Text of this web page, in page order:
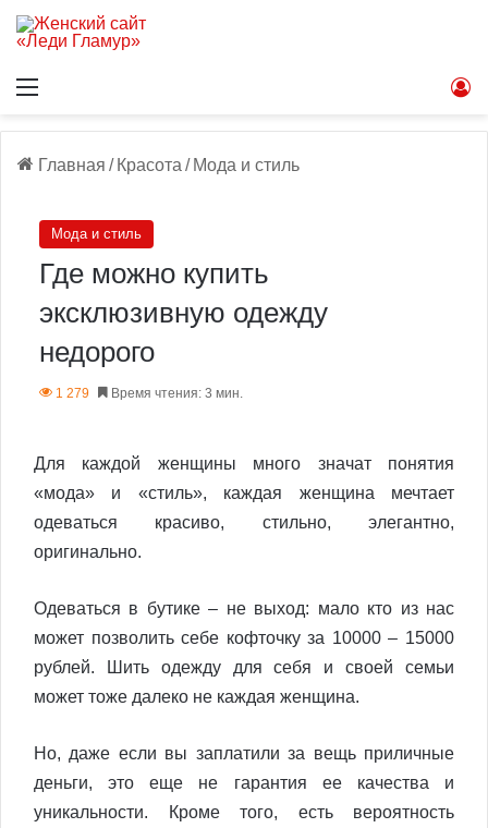
Главная / Красота / Мода и стиль
Мода и стиль
Где можно купить
эксклюзивную одежду
недорого
1 279 Время чтения: 3 мин.
Для каждой женщины много значат понятия
«мода» и «стиль», каждая женщина мечтает
одеваться красиво, стильно, элегантно,
оригинально.
Одеваться в бутике – не выход: мало кто из нас
может позволить себе кофточку за 10000 – 15000
рублей. Шить одежду для себя и своей семьи
может тоже далеко не каждая женщина.
Но, даже если вы заплатили за вещь приличные
деньги, это еще не гарантия ее качества и
уникальности. Кроме того, есть вероятность